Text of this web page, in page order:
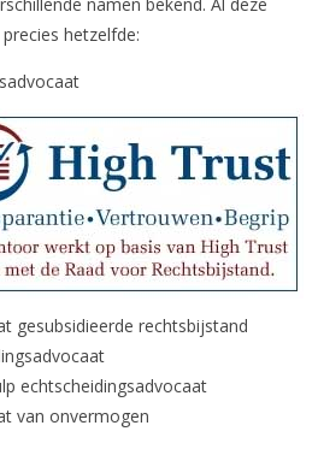
hetzelfde:
gesubsidieerde rechtsbijstand
echtscheidingsadvocaat
van onvermogen